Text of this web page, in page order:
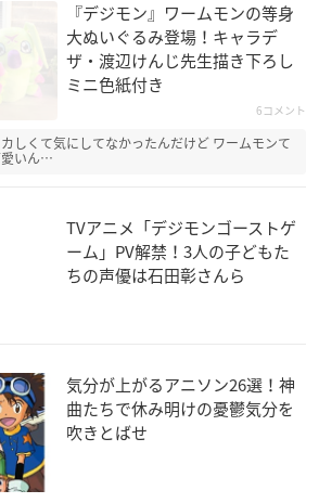
『デジモン』ワームモンの等身
大ぬいぐるみ登場！キャラデ
ザ・渡辺けんじ先生描き下ろし
ミニ色紙付き
6コメント
しくて気にしてなかったんだけど ワームモンて
愛いん…
TVアニメ「デジモンゴーストゲ
ーム」PV解禁！3人の子どもた
ちの声優は石田彰さんら
気分が上がるアニソン26選！神
曲たちで休み明けの憂鬱気分を
吹きとばせ